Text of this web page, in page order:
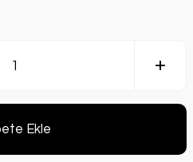
Ekle